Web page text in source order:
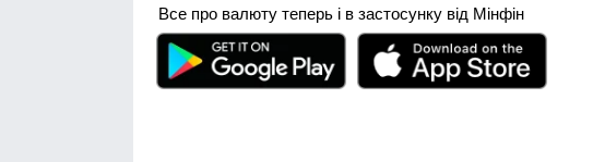
Все про валюту теперь і в застосунку від Мінфін